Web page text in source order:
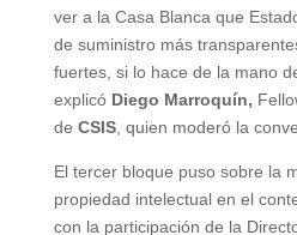
ver a la Casa Blanca que
de suministro más
fuertes, si lo hace de la mano
explicó Diego Marroquín,
de CSIS, quien moderó la
El tercer bloque puso sobre la
propiedad intelectual en el
con la participación de la